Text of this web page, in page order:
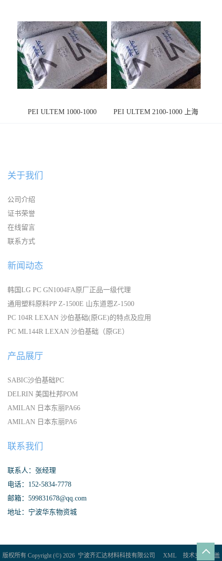
PEI ULTEM 1000-1000
PEI ULTEM 2100-1000 上海
关于我们
公司介绍
证书荣誉
在线留言
联系方式
新闻动态
韩国LG PC GN1004FA原厂正品一级代理
通用塑料原料PP Z-1500E 山东道恩Z-1500
PC 104R LEXAN 沙伯基础(原GE)的特点及应用
PC ML144R LEXAN 沙伯基础（原GE）
产品展厅
SABIC沙伯基础PC
DELRIN 美国杜邦POM
AMILAN 日本东丽PA66
AMILAN 日本东丽PA6
联系我们
联系人：张经理
电话：152-5834-7778
邮箱：599831678@qq.com
地址：宁波华东物资城
版权所有 Copyright (©) 2026 宁波齐汇达材料科技有限公司 XML 技术支持： 盖